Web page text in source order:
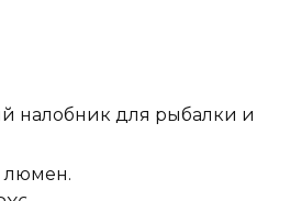
налобник для рыбалки и
люмен.